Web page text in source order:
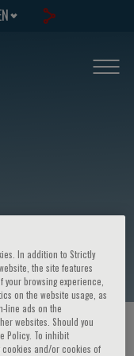
/ SPEAKER
In addition to Strictly
the site features
browsing experience,
on the website usage, as
line ads on the
websites. Should you
Policy. To inhibit
and/or cookies of